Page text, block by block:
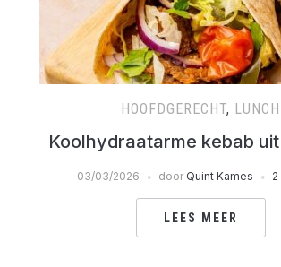
HOOFDGERECHT, LUNCH
Koolhydraatarme kebab
03/03/2026 door Quint Kames
LEES MEER